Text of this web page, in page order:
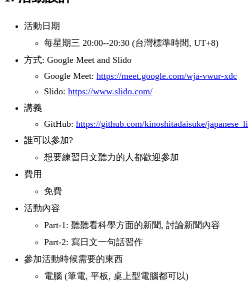
活動日期
每星期三 20:00--20:30 (台灣標準時間, UT+8)
方式: Google Meet and Slido
Google Meet: https://meet.google.com/wja-vwur-xdc
Slido: https://www.slido.com/
講義
GitHub: https://github.com/kinoshitadaisuke/
誰可以參加?
想要練習日文聽力的人都歡迎參加
費用
免費
活動內容
Part-1: 聽聽看科學方面的新聞, 討論新聞內容
Part-2: 寫日文一句話習作
參加活動時候需要的東西
電腦 (筆電, 平板, 桌上型電腦都可以)